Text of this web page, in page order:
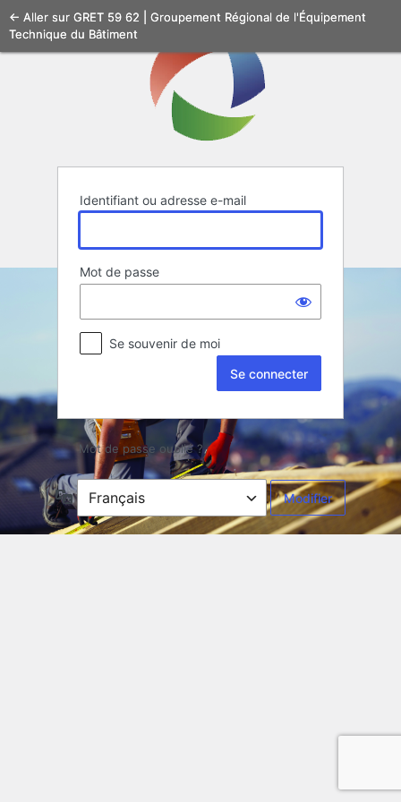
Se
connecter
Identifiant ou adresse e-mail
Mot de passe
Se souvenir de moi
Mot de passe oublié ?
← Aller sur GRET 59 62 | Groupement Régional de l'Équipement
Technique du Bâtiment
Langue